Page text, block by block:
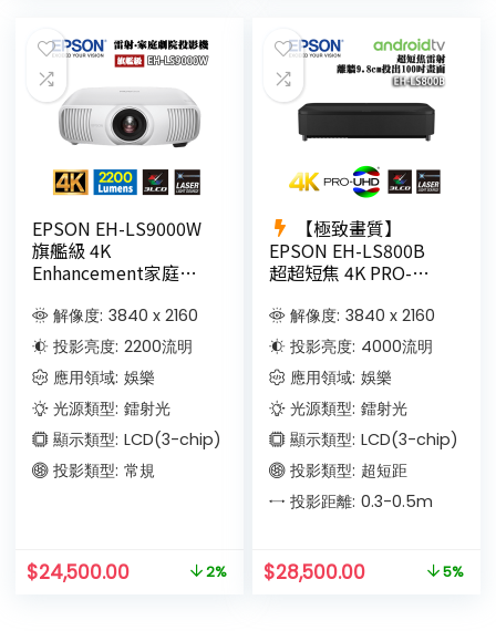
EPSON EH-LS9000W
旗艦級 4K
Enhancement家庭影
解像度: 3840 x 2160
投影亮度: 2200流明
應用領域: 娛樂
光源類型: 鐳射光
顯示類型: LCD(3-chip)
投影類型: 常規
$24,500.00 2%
【極致畫質】
EPSON EH-LS800B
超超短焦 4K PRO-
9.8cm投100吋(黑色)
解像度: 3840 x 2160
投影亮度: 4000流明
應用領域: 娛樂
光源類型: 鐳射光
顯示類型: LCD(3-chip)
投影類型: 超短距
投影距離: 0.3-0.5m
$28,500.00 5%